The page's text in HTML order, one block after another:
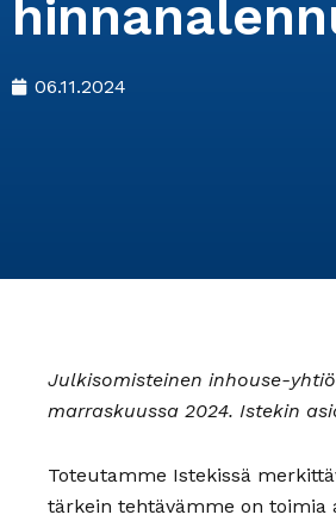
06.11.2024
Julkisomisteinen inhouse-
marraskuussa 2024. Istekin
Toteutamme Istekissä
tärkein tehtävämme on toimia